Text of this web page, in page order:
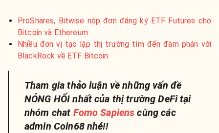
ProShares, Bitwise nộp đơn đăng ký ETF Futures cho
Bitcoin và Ethereum
Nhiều đơn vị tạo lập thị trường tìm đến đàm phán với
BlackRock về ETF Bitcoin
Tham gia thảo luận về những vấn đề
NÓNG HỔI nhất của thị trường DeFi tại
nhóm chat Fomo Sapiens cùng các
admin Coin68 nhé!!